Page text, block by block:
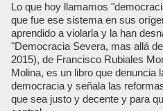
Lo que hoy llamamos
que fue ese sistema en sus
aprendido a violarla y la han
"Democracia Severa, mas allá
2015), de Francisco Rubiales
Molina, es un libro que denuncia
democracia y señala las
que sea justo y decente y para